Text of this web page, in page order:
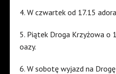
4. W czwartek od 17.15
5. Piątek Droga Krzyżowa o
oazy.
6. W sobotę wyjazd na